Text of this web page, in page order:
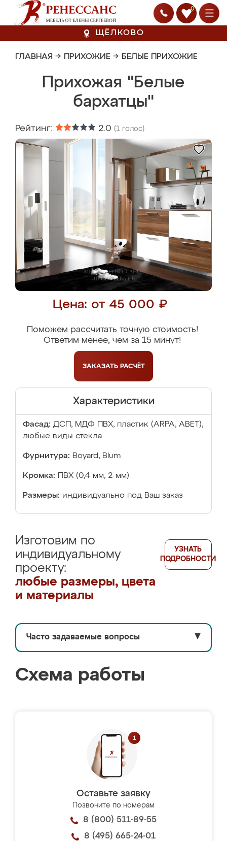
0
ЩЁЛКОВО
ГЛАВНАЯ → ПРИХОЖИЕ → БЕЛЫЕ ПРИХОЖИЕ
Прихожая "Белые
бархатцы"
Рейтинг: 2.0 (1 голос)
Цена: от 45 000 ₽
Поможем рассчитать точную стоимость!
Ответим менее, чем за 15 минут!
ЗАКАЗАТЬ РАСЧЁТ
Характеристики
Фасад: ДСП, МДФ ПВХ, пластик (ARPA, ABET),
любые виды стекла
Фурнитура: Boyard, Blum
Кромка: ПВХ (0,4 мм, 2 мм)
Размеры: индивидуально под Ваш заказ
Изготовим по
индивидуальному
проекту:
любые размеры, цвета
и материалы
УЗНАТЬ
ПОДРОБНОСТИ
Часто задаваемые вопросы ▼
Схема работы
Оставьте заявку
Позвоните по номерам
8 (800) 511-89-55
8 (495) 665-24-01